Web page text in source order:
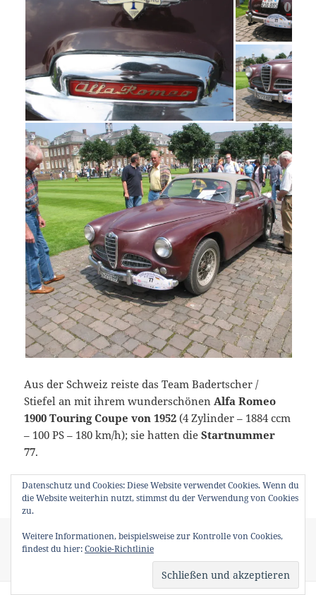
Aus der Schweiz reiste das Team Badertscher /
Stiefel an mit ihrem wunderschönen Alfa Romeo
1900 Touring Coupe von 1952 (4 Zylinder – 1884 ccm
– 100 PS – 180 km/h); sie hatten dieStartnummer
77.
Veröffentlicht
am
20. Juli 2002 Kategorien
2000 km durch Deutschland,Rallye Schlagwörter
1900
Touring Coupe,2002,Alfa Romeo
Plymouth P 10 de Luxe,Schloss Nordkirchen
Datenschutz und Cookies: Diese Website verwendet Cookies. Wenn du
die Website weiterhin nutzt, stimmst du der Verwendung von Cookies
zu.
Weitere Informationen, beispielsweise zur Kontrolle von Cookies,
findest du hier:Cookie-Richtlinie